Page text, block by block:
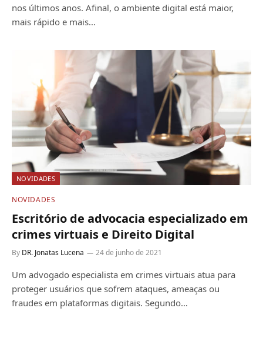
nos últimos anos. Afinal, o ambiente digital está maior,
mais rápido e mais…
NOVIDADES
NOVIDADES
Escritório de advocacia especializado em
crimes virtuais e Direito Digital
By DR. Jonatas Lucena 24 de junho de 2021
Um advogado especialista em crimes virtuais atua para
proteger usuários que sofrem ataques, ameaças ou
fraudes em plataformas digitais. Segundo…